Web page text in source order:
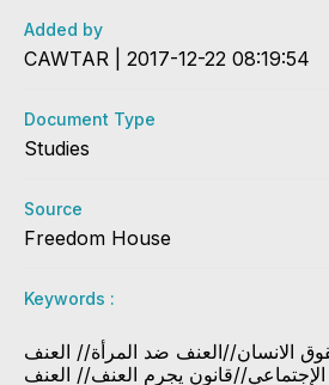
Added by
CAWTAR | 2017-12-22 08:19:54
Document Type
Studies
Source
Freedom House
Keywords :
الانسان//العنف ضد المرأة// العنف
الإجتماعي//قانون يجرم العنف// العنف